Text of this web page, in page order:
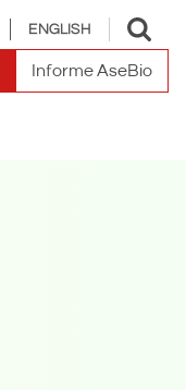
ENGLISH
Toggle
search
Informe AseBio